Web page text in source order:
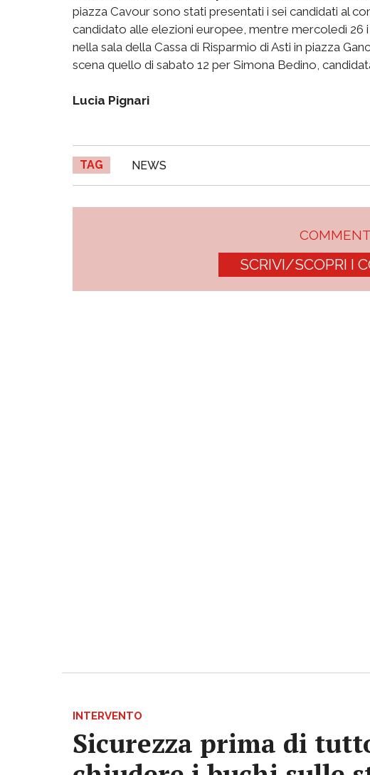
piazza Cavour sono stati presentati i sei candidati al
candidato alle elezioni europee, mentre mercoledì 26
nella sala della Cassa di Risparmio di Asti in piazza
scena quello di sabato 12 per Simona Bedino,
Lucia Pignari
TAG NEWS
SCRIVI/SCOPRI I
INTERVENTO
Sicurezza prima di